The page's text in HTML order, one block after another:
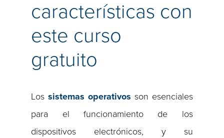
características con
este curso
gratuito
Lossistemas operativos son esenciales
para el funcionamiento de los
dispositivos electrónicos, y su